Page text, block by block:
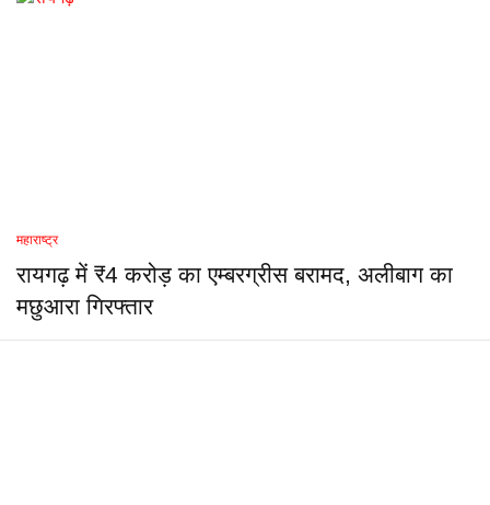
महाराष्ट्र
रायगढ़ में ₹4 करोड़ का एम्बरग्रीस बरामद, अलीबाग का
मछुआरा गिरफ्तार